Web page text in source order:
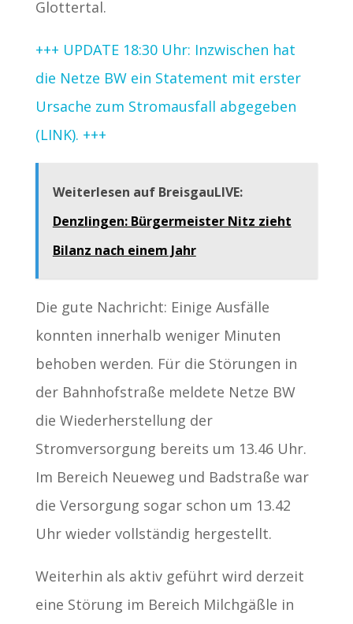
Glottertal.
+++ UPDATE 18:30 Uhr: Inzwischen hat
die Netze BW ein Statement mit erster
Ursache zum Stromausfall abgegeben
(LINK). +++
Weiterlesen auf BreisgauLIVE:
Denzlingen: Bürgermeister Nitz zieht
Bilanz nach einem Jahr
Die gute Nachricht: Einige Ausfälle
konnten innerhalb weniger Minuten
behoben werden. Für die Störungen in
der Bahnhofstraße meldete Netze BW
die Wiederherstellung der
Stromversorgung bereits um 13.46 Uhr.
Im Bereich Neueweg und Badstraße war
die Versorgung sogar schon um 13.42
Uhr wieder vollständig hergestellt.
Weiterhin als aktiv geführt wird derzeit
eine Störung im Bereich Milchgäßle in